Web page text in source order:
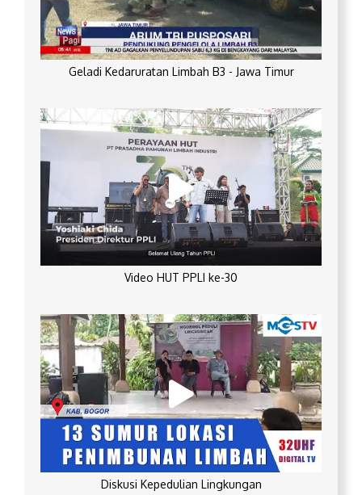
Geladi Kedaruratan Limbah B3 - Jawa Timur
Video HUT PPLI ke-30
Diskusi Kepedulian Lingkungan